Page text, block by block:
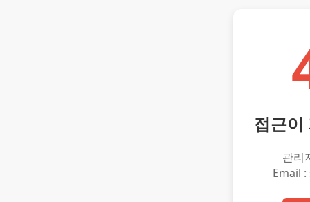
접근이
관리
Email